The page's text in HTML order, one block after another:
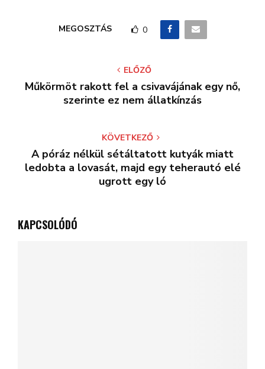
MEGOSZTÁS 0
ELŐZŐ
Műkörmöt rakott fel a csivavájának egy nő,
szerinte ez nem állatkínzás
KÖVETKEZŐ
A póráz nélkül sétáltatott kutyák miatt
ledobta a lovasát, majd egy teherautó elé
ugrott egy ló
KAPCSOLÓDÓ